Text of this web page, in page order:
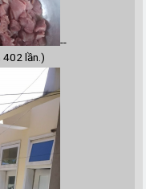
--
lần.)